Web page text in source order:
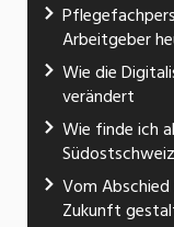
Arbeitgeber
Wie die
verändert
Wie finde ich
Vom
Zukunft